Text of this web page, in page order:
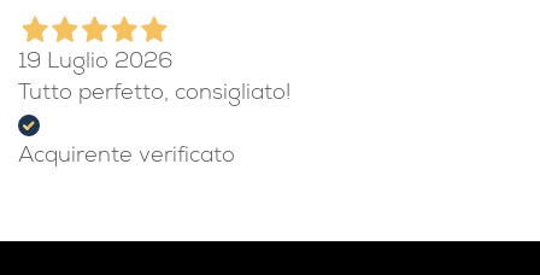
19 Luglio 2026
Tutto perfetto, consigliato!
Acquirente verificato